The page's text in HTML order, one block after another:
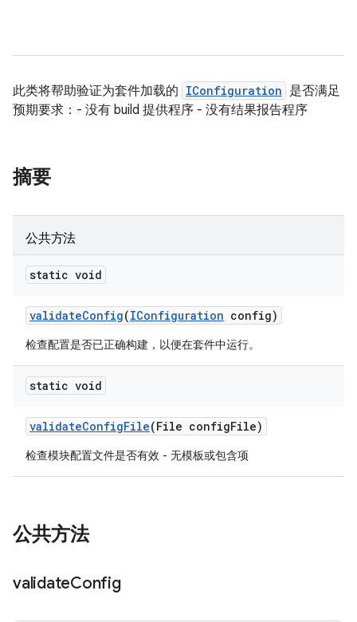
此类将帮助验证为套件加载的 IConfiguration 是否满足
预期要求：- 没有 build 提供程序 - 没有结果报告程序
摘要
公共方法
static void
validateConfig(IConfiguration config)
检查配置是否已正确构建，以便在套件中运行。
static void
validateConfigFile(File configFile)
检查模块配置文件是否有效 - 无模板或包含项
公共方法
validateConfig